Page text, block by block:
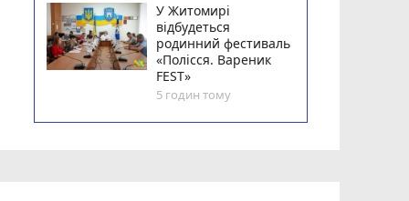
У Житомирі
відбудеться
родинний фестиваль
«Полісся. Вареник
FEST»
5 годин тому